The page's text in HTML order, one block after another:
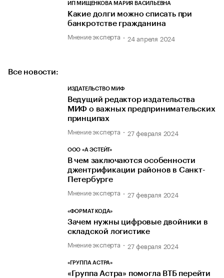
ИП МИЩЕНКОВА МАРИЯ ВАСИЛЬЕВНА
Какие долги можно списать при
банкротстве гражданина
Мнение эксперта 24 апреля 2024
Все новости:
ИЗДАТЕЛЬСТВО МИФ
Ведущий редактор издательства
МИФ о важных предпринимательских
принципах
Мнение эксперта 27 февраля 2024
ООО «А ЭСТЕЙТ»
В чем заключаются особенности
джентрификации районов в Санкт-
Петербурге
Мнение эксперта 27 февраля 2024
«ФОРМАТ КОДА»
Зачем нужны цифровые двойники в
складской логистике
Мнение эксперта 27 февраля 2024
«ГРУППА АСТРА»
«Группа Астра» помогла ВТБ перейти